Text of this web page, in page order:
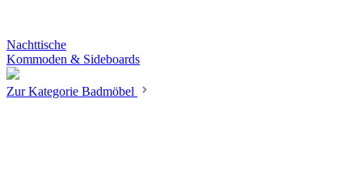
Nachttische
Kommoden & Sideboards
Zur Kategorie Badmöbel